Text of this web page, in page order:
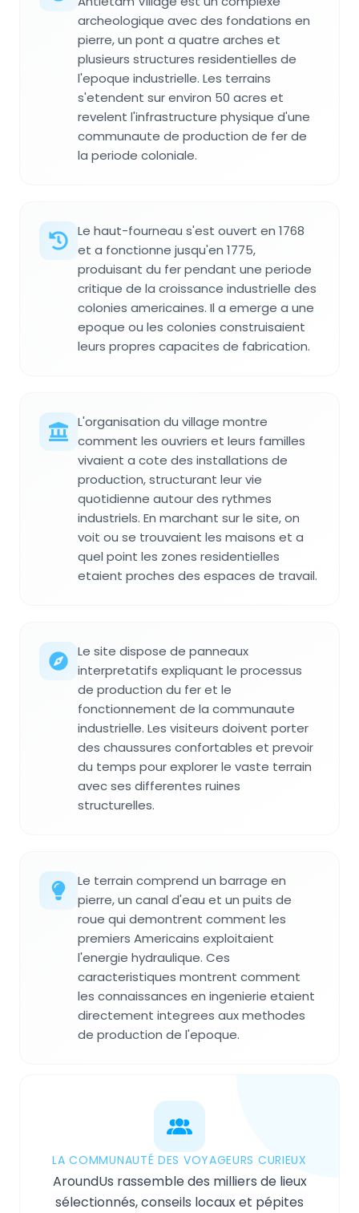
archeologique avec des fondations en
pierre, un pont a quatre arches et
plusieurs structures residentielles de
l'epoque industrielle. Les terrains
s'etendent sur environ 50 acres et
revelent l'infrastructure physique d'une
communaute de production de fer de
la periode coloniale.
Le haut-fourneau s'est ouvert en 1768
et a fonctionne jusqu'en 1775,
produisant du fer pendant une periode
critique de la croissance industrielle des
colonies americaines. Il a emerge a une
epoque ou les colonies construisaient
leurs propres capacites de fabrication.
L'organisation du village montre
comment les ouvriers et leurs familles
vivaient a cote des installations de
production, structurant leur vie
quotidienne autour des rythmes
industriels. En marchant sur le site, on
voit ou se trouvaient les maisons et a
quel point les zones residentielles
etaient proches des espaces de travail.
Le site dispose de panneaux
interpretatifs expliquant le processus
de production du fer et le
fonctionnement de la communaute
industrielle. Les visiteurs doivent porter
des chaussures confortables et prevoir
du temps pour explorer le vaste terrain
avec ses differentes ruines
structurelles.
Le terrain comprend un barrage en
pierre, un canal d'eau et un puits de
roue qui demontrent comment les
premiers Americains exploitaient
l'energie hydraulique. Ces
caracteristiques montrent comment
les connaissances en ingenierie etaient
directement integrees aux methodes
de production de l'epoque.
LA COMMUNAUTÉ DES VOYAGEURS CURIEUX
AroundUs rassemble des milliers de lieux
sélectionnés, conseils locaux et pépites